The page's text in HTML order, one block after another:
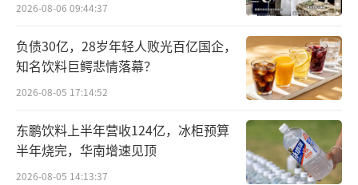
2月，联拓生物宣布将逐步缩减业务，停止
在研临床试验，出售剩余管线资产，从纳斯达
克退市，并迅速在今年Q1裁员一半，总体预计
将于2024年底前完成终止运营的相关活动。
就像赵本山曾经说过那样：请你睁开眼，
看看我多可怜。Biotech，到底是怎么了？
2026-08-06 09:44:37
负债30亿，28岁年轻人败光百亿国企，
知名饮料巨鳄悲情落幕？
2026-08-05 17:14:52
东鹏饮料上半年营收124亿，冰柜预算
半年烧完，华南增速见顶
2026-08-05 14:13:37